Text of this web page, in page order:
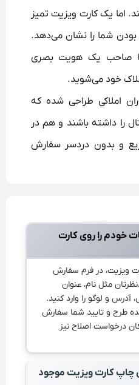
اما یک کارت ویزیت تمیز
بودن شما را نشان می‌دهد.
صاحب یک هویت بصری
خود می‌شوید.
املاکی طراحی شده که
را داشته باشند و هم در
و بدون دردسر سفارش
خودم را روی کارت
ویزیت، در فرم سفارش
مثل نام، عنوان
و لوگو را وارد کنید.
طرح و تایید شما سفارش
درخواست اصلاح نیز
چاپ کارت ویزیت موجود